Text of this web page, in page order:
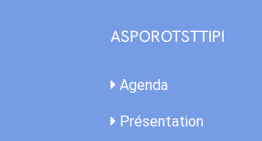
ASPOROTSTTIPI
Agenda
Présentation